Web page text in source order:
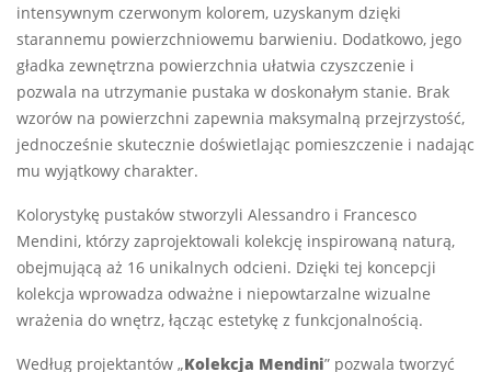
intensywnym czerwonym kolorem, uzyskanym dzięki
starannemu powierzchniowemu barwieniu. Dodatkowo, jego
gładka zewnętrzna powierzchnia ułatwia czyszczenie i
pozwala na utrzymanie pustaka w doskonałym stanie. Brak
wzorów na powierzchni zapewnia maksymalną przejrzystość,
jednocześnie skutecznie doświetlając pomieszczenie i nadając
mu wyjątkowy charakter.
Kolorystykę pustaków stworzyli Alessandro i Francesco
Mendini, którzy zaprojektowali kolekcję inspirowaną naturą,
obejmującą aż 16 unikalnych odcieni. Dzięki tej koncepcji
kolekcja wprowadza odważne i niepowtarzalne wizualne
wrażenia do wnętrz, łącząc estetykę z funkcjonalnością.
Według projektantów „Kolekcja Mendini” pozwala tworzyć